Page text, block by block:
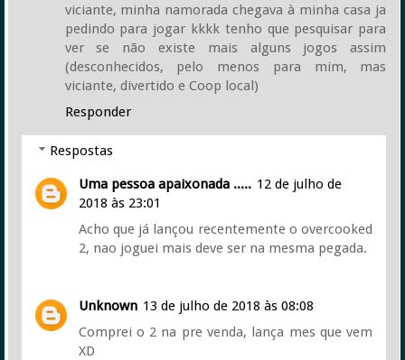
viciante, minha namorada chegava à minha casa ja
pedindo para jogar kkkk tenho que pesquisar para
ver se não existe mais alguns jogos assim
(desconhecidos, pelo menos para mim, mas
viciante, divertido e Coop local)
Responder
Respostas
Uma pessoa apaixonada ..... 12 de julho de
2018 às 23:01
Acho que já lançou recentemente o overcooked
2, nao joguei mais deve ser na mesma pegada.
Unknown 13 de julho de 2018 às 08:08
Comprei o 2 na pre venda, lança mes que vem
XD